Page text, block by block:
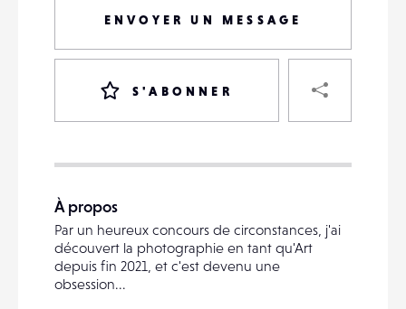
ENVOYER UN MESSAGE
S'ABONNER
DESTINATAIRE
À propos
Par un heureux concours de circonstances, j'ai
découvert la photographie en tant qu'Art
depuis fin 2021, et c'est devenu une
obsession...